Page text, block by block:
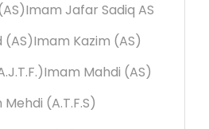
Imam Jafar Sadiq AS
(AS)Imam Kazim (AS)
Imam Mahdi (AS)
(A.T.F.S)